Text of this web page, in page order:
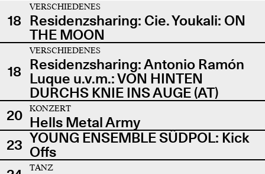
18
VERSCHIEDENES
Residenzsharing: Cie. Youkali: ON
THE MOON
18
VERSCHIEDENES
Residenzsharing: Antonio Ramón
Luque u.v.m.: VON HINTEN
DURCHS KNIE INS AUGE (AT)
20
KONZERT
Hells Metal Army
23 YOUNG ENSEMBLE SÜDPOL: Kick
Offs
TANZ